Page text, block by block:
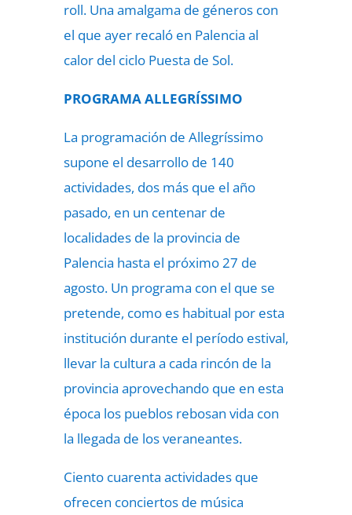
roll. Una amalgama de géneros con
el que ayer recaló en Palencia al
calor del ciclo Puesta de Sol.
PROGRAMA ALLEGRÍSSIMO
La programación de Allegríssimo
supone el desarrollo de 140
actividades, dos más que el año
pasado, en un centenar de
localidades de la provincia de
Palencia hasta el próximo 27 de
agosto. Un programa con el que se
pretende, como es habitual por esta
institución durante el período estival,
llevar la cultura a cada rincón de la
provincia aprovechando que en esta
época los pueblos rebosan vida con
la llegada de los veraneantes.
Ciento cuarenta actividades que
ofrecen conciertos de música